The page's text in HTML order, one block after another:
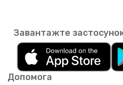
Допомога
Завантажте